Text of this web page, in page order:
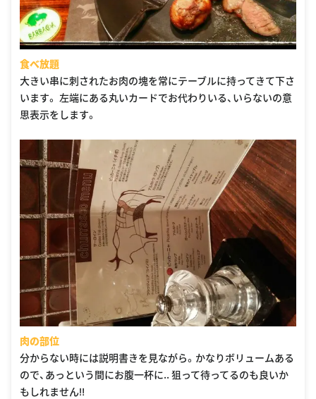
食べ放題
大きい串に刺されたお肉の塊を常にテーブルに持ってきて下さ
います。 左端にある丸いカードでお代わりいる、いらないの意
思表示をします。
肉の部位
分からない時には説明書きを見ながら。かなりボリュームある
ので、あっという間にお腹一杯に.. 狙って待ってるのも良いか
もしれません‼